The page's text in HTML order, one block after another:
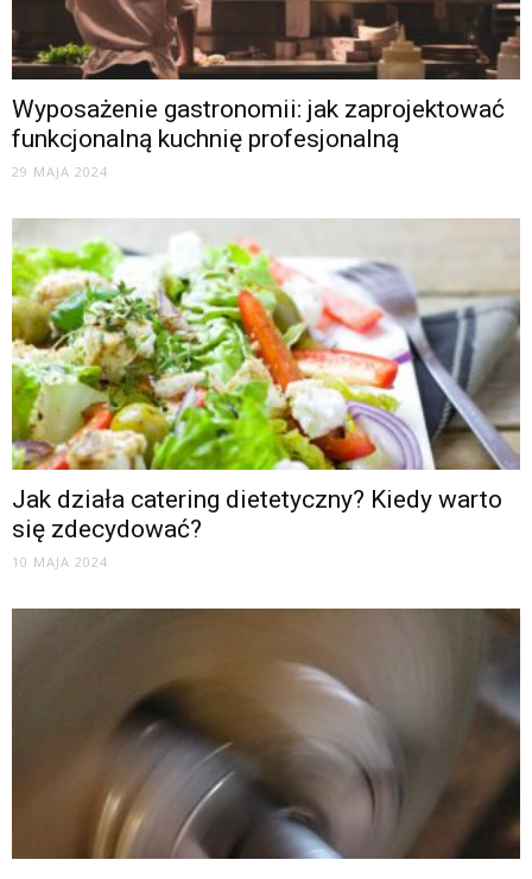
Wyposażenie gastronomii: jak zaprojektować
funkcjonalną kuchnię profesjonalną
29 MAJA 2024
Jak działa catering dietetyczny? Kiedy warto
się zdecydować?
10 MAJA 2024